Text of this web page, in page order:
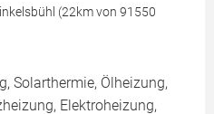
(22km von 91550
Solarthermie, Ölheizung,
Elektroheizung,